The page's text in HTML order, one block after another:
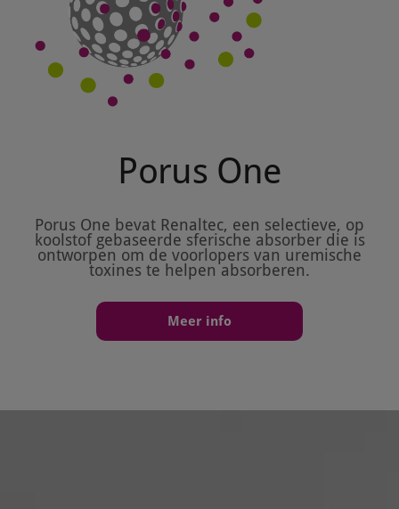
Porus One
Porus One bevat Renaltec, een selectieve, op
koolstof gebaseerde sferische absorber die is
ontworpen om de voorlopers van uremische
toxines te helpen absorberen.
Meer info